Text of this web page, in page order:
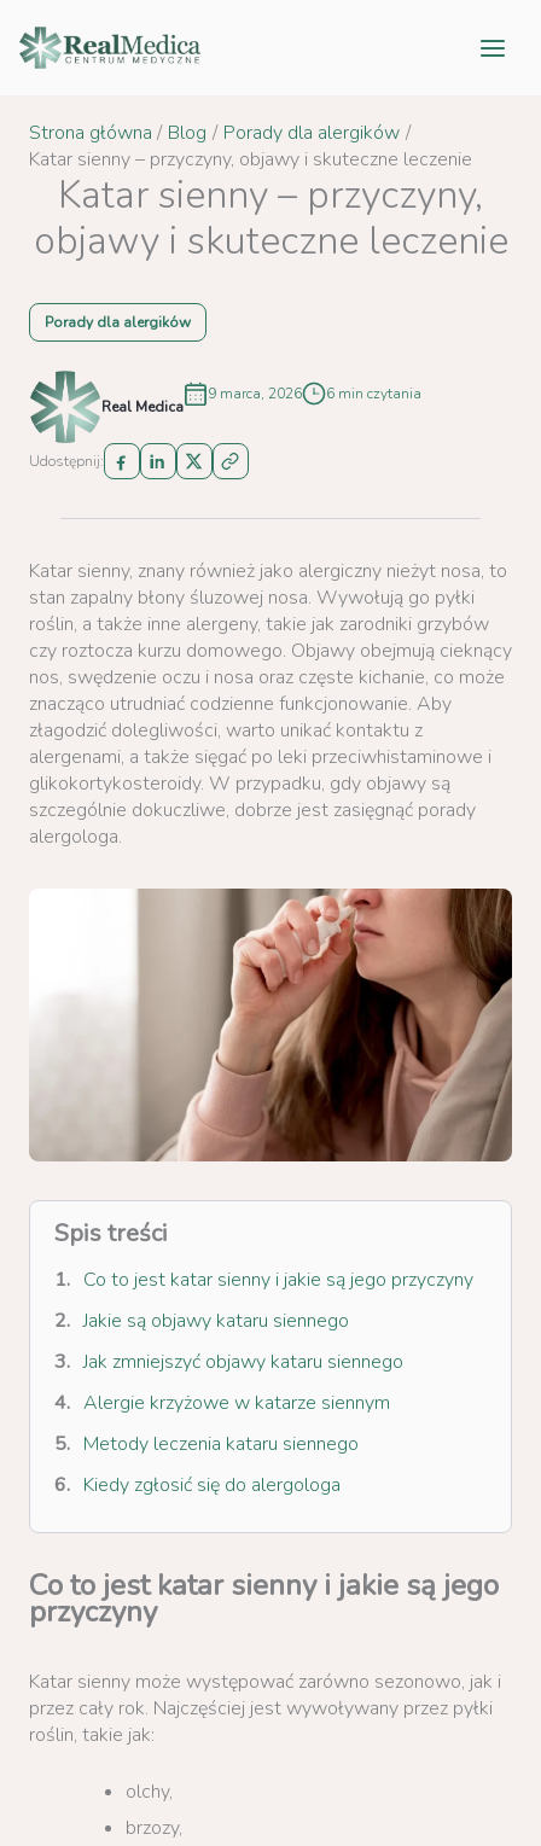
do
treści
Strona główna Blog
Porady dla alergików
Katar sienny – przyczyny, objawy i skuteczne leczenie
Katar sienny – przyczyny,
objawy i skuteczne leczenie
Porady dla alergików
Real Medica
9 marca, 2026 6 min czytania
Udostępnij:
Katar sienny, znany również jako alergiczny nieżyt nosa, to
stan zapalny błony śluzowej nosa. Wywołują go pyłki
roślin, a także inne alergeny, takie jak zarodniki grzybów
czy roztocza kurzu domowego. Objawy obejmują cieknący
nos, swędzenie oczu i nosa oraz częste kichanie, co może
znacząco utrudniać codzienne funkcjonowanie. Aby
złagodzić dolegliwości, warto unikać kontaktu z
alergenami, a także sięgać po leki przeciwhistaminowe i
glikokortykosteroidy. W przypadku, gdy objawy są
szczególnie dokuczliwe, dobrze jest zasięgnąć porady
alergologa.
Spis treści
Co to jest katar sienny i jakie są jego przyczyny
Jakie są objawy kataru siennego
Jak zmniejszyć objawy kataru siennego
Alergie krzyżowe w katarze siennym
Metody leczenia kataru siennego
Kiedy zgłosić się do alergologa
Co to jest katar sienny i jakie są jego
przyczyny
Katar sienny może występować zarówno sezonowo, jak i
przez cały rok. Najczęściej jest wywoływany przez pyłki
roślin, takie jak:
olchy,
brzozy,